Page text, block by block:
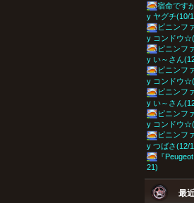
宿命です
y ヤグチ(10/
ピニンフ
y コンドウ
ピニンフ
y い～さん
ピニンフ
y コンドウ
ピニンフ
y い～さん
ピニンフ
y コンドウ
ピニンフ
y つばさ(12/
『
21)
最